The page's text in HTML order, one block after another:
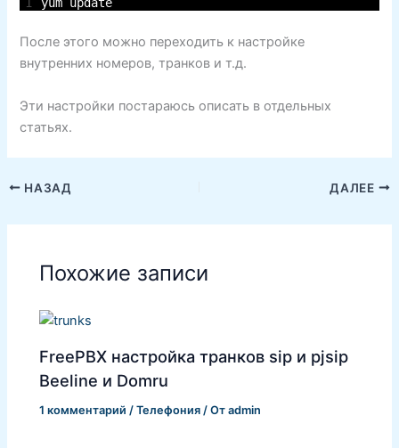
После этого можно переходить к настройке
внутренних номеров, транков и т.д.
Эти настройки постараюсь описать в отдельных
статьях.
НАЗАД ДАЛЕЕ
Похожие записи
FreePBX настройка транков sip и pjsip
Beeline и Domru
1 комментарий /Телефония / Отadmin